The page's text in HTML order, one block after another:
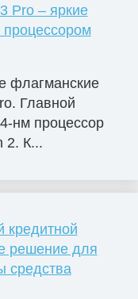
Pro – яркие
флагманские
Главной
нм процессор
2. К...
кредитной
решение для
средства